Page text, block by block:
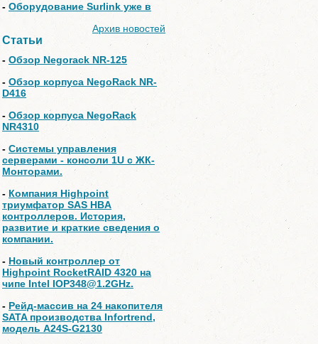
- Оборудование Surlink уже в
Архив новостей
Статьи
- Обзор Negorack NR-125
- Обзор корпуса NegoRack NR-
D416
- Обзор корпуса NegoRack
NR4310
- Системы управления
серверами - консоли 1U с ЖК-
Монторами.
- Компания Highpoint
триумфатор SAS HBA
контроллеров. История,
развитие и краткие сведения о
компании.
- Новый контроллер от
Highpoint RocketRAID 4320 на
чипе Intel IOP348@1.2GHz.
- Рейд-массив на 24 накопителя
SATA производства Infortrend,
модель A24S-G2130